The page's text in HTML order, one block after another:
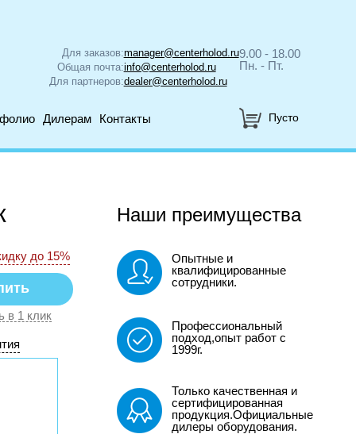
Для заказов:manager@centerholod.ru
Общая почта:info@centerholod.ru
Для партнеров:dealer@centerholod.ru
9.00 - 18.00
Пн. - Пт.
Дилерам Контакты Пусто
до 15%
в 1 клик
Наши преимущества
Опытные и
квалифицированные
сотрудники.
Профессиональный
подход,опыт работ с
1999г.
Только качественная и
сертифицированная
продукция.Официальные
дилеры оборудования.